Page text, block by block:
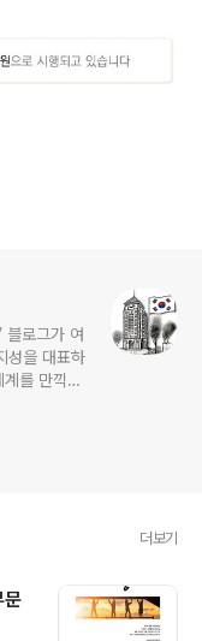
블로그가 여
성을 대표하
를 만끽하
더보기
문